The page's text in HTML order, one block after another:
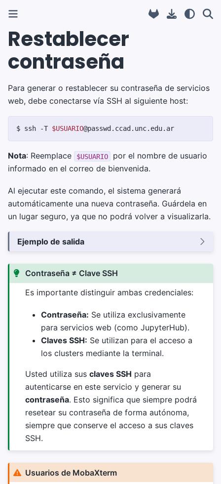
Restablecer
contraseña
Para generar o restablecer su contraseña de servicios
web, debe conectarse vía SSH al siguiente host:
$ ssh -T $USUARIO
Nota: Reemplace $USUARIO
por el nombre de usuario
informado en el correo de bienvenida.
Al ejecutar este comando, el sistema generará
automáticamente una nueva contraseña. Guárdela en
un lugar seguro, ya que no podrá volver a visualizarla.
Ejemplo de salida
Contraseña ≠ Clave SSH
Es importante distinguir ambas credenciales:
Contraseña: Se utiliza exclusivamente
para servicios web (como JupyterHub).
Claves SSH: Se utilizan para el acceso a
los clusters mediante la terminal.
Usted utiliza susclaves SSH para
autenticarse en este servicio y generar su
contraseña. Esto significa que siempre podrá
resetear su contraseña de forma autónoma,
siempre que conserve el acceso a sus claves
SSH.
Usuarios de MobaXterm